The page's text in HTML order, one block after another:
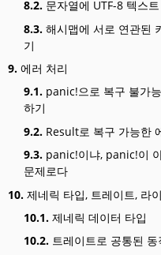
8.2. 문자열에 UTF-8 텍스
8.3. 해시맵에 서로 연관된
기
9. 에러 처리
9.1. panic!으로 복구 불가
하기
9.2. Result로 복구 가능한
9.3. panic!이냐, panic!이
문제로다
10. 제네릭 타입, 트레이트, 라
10.1. 제네릭 데이터 타입
10.2. 트레이트로 공통된